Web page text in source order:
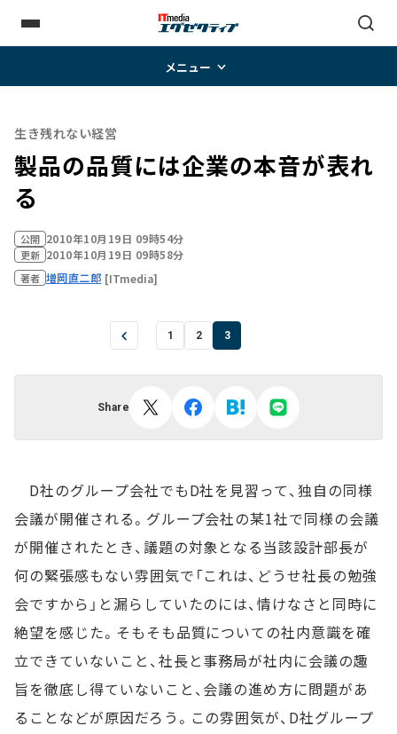
メニュー
生き残れない経営
製品の品質には企業の本音が表れ
る
公開 2010年10月19日 09時54分
更新 2010年10月19日 09時58分
著者 増岡直二郎 [ITmedia]
1 2 3
Share
D社のグループ会社でもD社を見習って、独自の同様
会議が開催される。グループ会社の某1社で同様の会議
が開催されたとき、議題の対象となる当該設計部長が
何の緊張感もない雰囲気で「これは、どうせ社長の勉強
会ですから」と漏らしていたのには、情けなさと同時に
絶望を感じた。そもそも品質についての社内意識を確
立できていないこと、社長と事務局が社内に会議の趣
旨を徹底し得ていないこと、会議の進め方に問題があ
ることなどが原因だろう。この雰囲気が、D社グループ